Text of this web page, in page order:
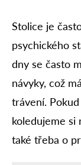
Stolice je
psychického
dny se často
návyky, což
trávení.
koledujeme si
také třeba o